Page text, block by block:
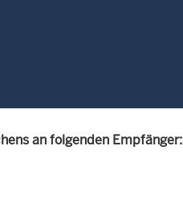
an folgenden Empfänger: